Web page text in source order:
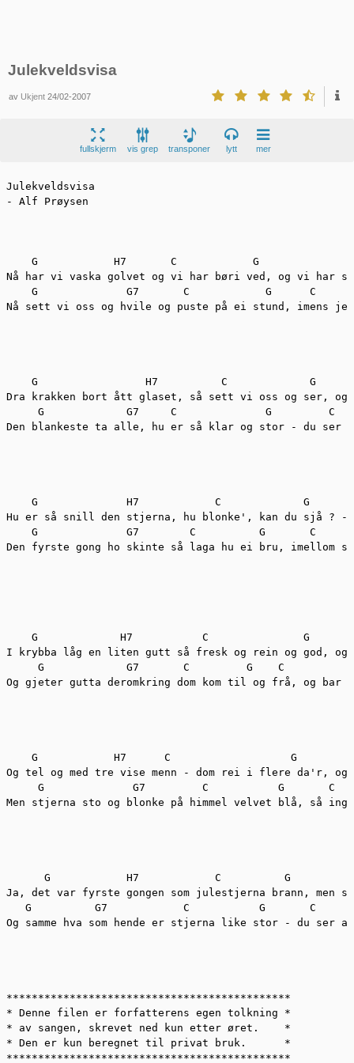
Julekveldsvisa
av Ukjent 24/02-2007
fullskjerm vis grep transponer lytt mer
Julekveldsvisa
- Alf Prøysen
    G 		 H7 	  C 	       G 			Em   Am     A7           D7
Nå har vi vaska golvet og vi har børi ved, og vi har
G              G7       C            G      C
Nå sett vi oss og hvile og puste på ei stund, imens
    G 		      H7 	  C 	        G 		   Em   Am     A7       D7
Dra krakken bort ått glaset, så sett vi oss og ser,
G             G7     C              G         C
Den blankeste ta alle, hu er så klar og stor - du ser
    G 		   H7 	         C 	       G 		     Em    Am      A7           D7
Hu er så snill den stjerna, hu blonke', kan du sjå ?
G              G7        C          G       C
Den fyrste gong ho skinte så laga hu ei bru, imellom
    G 		  H7 	       C 	       G 			Em    Am     A7           D7
I krybba låg en liten gutt så fresk og rein og god,
G             G7       C         G    C
Og gjeter gutta deromkring dom kom til og frå, og bar
    G 		 H7 	 C 	             G 			      Em     Am       A7   D7
Og tel og med tre vise menn - dom rei i flere da'r,
G              G7         C           G       C
Men stjerna sto og blonke på himmel velvet blå, så
      G 	   H7 	         C 	    G 			 Em      Am      A7      D7
Ja, det var fyrste gongen som julestjerna brann, men
G          G7            C           G       C
Og samme hva som hende er stjerna like stor - du ser
*********************************************
* Denne filen er forfatterens egen tolkning *
* av sangen, skrevet ned kun etter øret.    *
* Den er kun beregnet til privat bruk.      *
*********************************************